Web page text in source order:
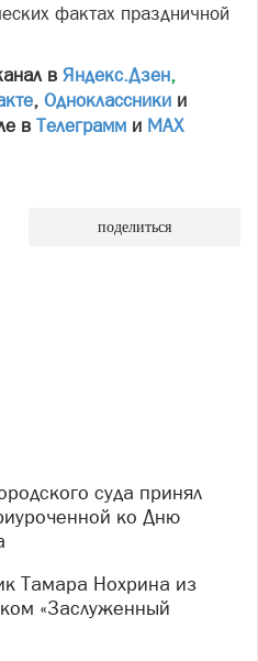
фактах праздничной
в Яндекс.Дзен,
, Одноклассники и
в Телеграмм и МАХ
поделиться
ко Дню
«Заслуженный